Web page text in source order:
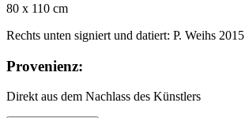
80 x 110 cm
Rechts unten signiert und datiert: P. Weihs 2015
Provenienz:
Direkt aus dem Nachlass des Künstlers